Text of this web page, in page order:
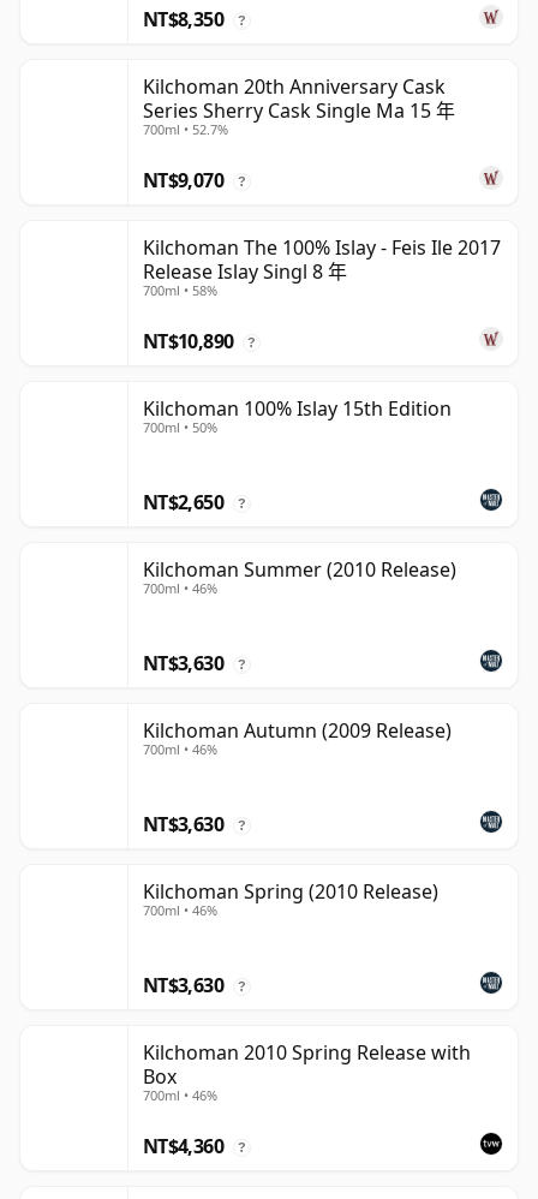
NT$8,350 ?
Kilchoman 20th Anniversary Cask
Series Sherry Cask Single Ma 15 年
700ml • 52.7%
NT$9,070 ?
Kilchoman The 100% Islay - Feis Ile 2017
Release Islay Singl 8 年
700ml • 58%
NT$10,890 ?
Kilchoman 100% Islay 15th Edition
700ml • 50%
NT$2,650 ?
Kilchoman Summer (2010 Release)
700ml • 46%
NT$3,630 ?
Kilchoman Autumn (2009 Release)
700ml • 46%
NT$3,630 ?
Kilchoman Spring (2010 Release)
700ml • 46%
NT$3,630 ?
Kilchoman 2010 Spring Release with
Box
700ml • 46%
NT$4,360 ?